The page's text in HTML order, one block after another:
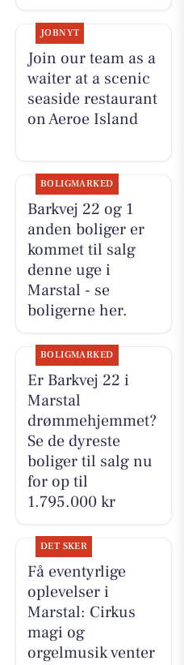
JOBNYT
Join our team as a
waiter at a scenic
seaside restaurant
on Aeroe Island
BOLIGMARKED
Barkvej 22 og 1
anden boliger er
kommet til salg
denne uge i
Marstal - se
boligerne her.
BOLIGMARKED
Er Barkvej 22 i
Marstal
drømmehjemmet?
Se de dyreste
boliger til salg nu
for op til
1.795.000 kr
DET SKER
Få eventyrlige
oplevelser i
Marstal: Cirkus
magi og
orgelmusik venter